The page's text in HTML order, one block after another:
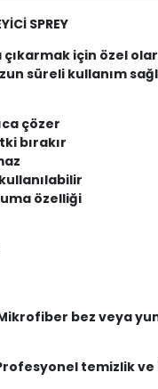
SPREY
için özel
süreli kullanım
çözer
bırakır
özelliği
bez veya
temizlik